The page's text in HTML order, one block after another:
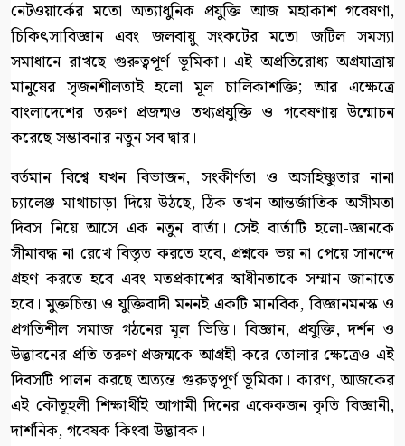
নেটওয়ার্কের মতো অত্যাধুনিক প্রযুক্তি আজ মহাকাশ গবেষণা,
চিকিৎসাবিজ্ঞান এবং জলবায়ু সংকটের মতো জটিল সমস্যা
সমাধানে রাখছে গুরুত্বপূর্ণ ভূমিকা। এই অপ্রতিরোধ্য অগ্রযাত্রায়
মানুষের সৃজনশীলতাই হলো মূল চালিকাশক্তি; আর এক্ষেত্রে
বাংলাদেশের তরুণ প্রজন্মও তথ্যপ্রযুক্তি ও গবেষণায় উন্মোচন
করেছে সম্ভাবনার নতুন সব দ্বার।
বর্তমান বিশ্বে যখন বিভাজন, সংকীর্ণতা ও অসহিষ্ণুতার নানা
চ্যালেঞ্জ মাথাচাড়া দিয়ে উঠছে, ঠিক তখন আন্তর্জাতিক অসীমতা
দিবস নিয়ে আসে এক নতুন বার্তা। সেই বার্তাটি হলো-জ্ঞানকে
সীমাবদ্ধ না রেখে বিস্তৃত করতে হবে, প্রশ্নকে ভয় না পেয়ে সানন্দে
গ্রহণ করতে হবে এবং মতপ্রকাশের স্বাধীনতাকে সম্মান জানাতে
হবে। মুক্তচিন্তা ও যুক্তিবাদী মননই একটি মানবিক, বিজ্ঞানমনস্ক ও
প্রগতিশীল সমাজ গঠনের মূল ভিত্তি। বিজ্ঞান, প্রযুক্তি, দর্শন ও
উদ্ভাবনের প্রতি তরুণ প্রজন্মকে আগ্রহী করে তোলার ক্ষেত্রেও এই
দিবসটি পালন করছে অত্যন্ত গুরুত্বপূর্ণ ভূমিকা। কারণ, আজকের
এই কৌতূহলী শিক্ষার্থীই আগামী দিনের একেকজন কৃতি বিজ্ঞানী,
দার্শনিক, গবেষক কিংবা উদ্ভাবক।